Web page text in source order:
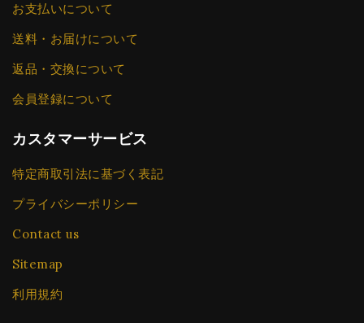
お支払いについて
送料・お届けについて
返品・交換について
会員登録について
カスタマーサービス
特定商取引法に基づく表記
プライバシーポリシー
Contact us
Sitemap
利用規約